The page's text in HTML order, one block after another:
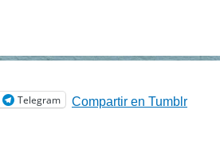
Telegram Compartir en Tumblr